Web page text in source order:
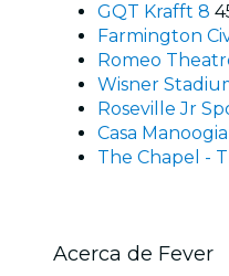
GQT Krafft 8
Farmington
Romeo
Wisner
Roseville Jr
Casa
The Chapel -
Acerca de Fever